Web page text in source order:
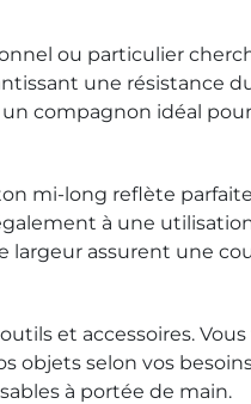
ou particulier
une résistance
compagnon idéal
mi-long reflète
à une
largeur assurent une
et accessoires.
objets selon vos
à portée de main.